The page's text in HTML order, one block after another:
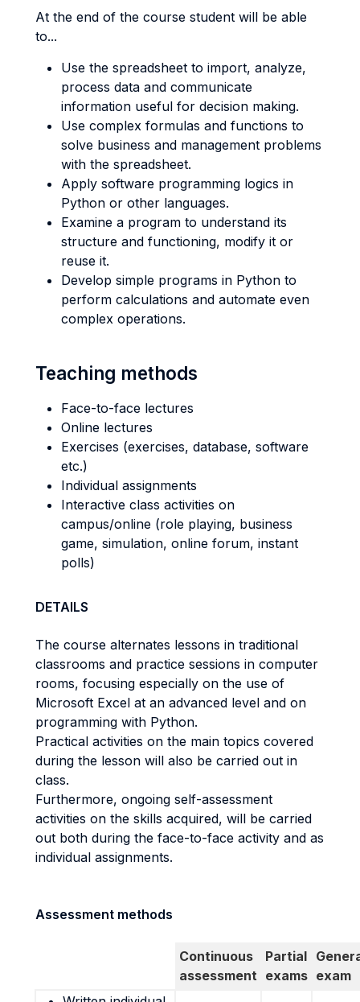
At the end of the course student will be able
to...
Use the spreadsheet to import, analyze,
process data and communicate
information useful for decision making.
Use complex formulas and functions to
solve business and management problems
with the spreadsheet.
Apply software programming logics in
Python or other languages.
Examine a program to understand its
structure and functioning, modify it or
reuse it.
Develop simple programs in Python to
perform calculations and automate even
complex operations.
Teaching methods
Face-to-face lectures
Online lectures
Exercises (exercises, database, software
etc.)
Individual assignments
Interactive class activities on
campus/online (role playing, business
game, simulation, online forum, instant
polls)
DETAILS
The course alternates lessons in traditional
classrooms and practice sessions in computer
rooms, focusing especially on the use of
Microsoft Excel at an advanced level and on
programming with Python.
Practical activities on the main topics covered
during the lesson will also be carried out in
class.
Furthermore, ongoing self-assessment
activities on the skills acquired, will be carried
out both during the face-to-face activity and as
individual assignments.
Assessment methods
Continuous
assessment
Partial
exams exam